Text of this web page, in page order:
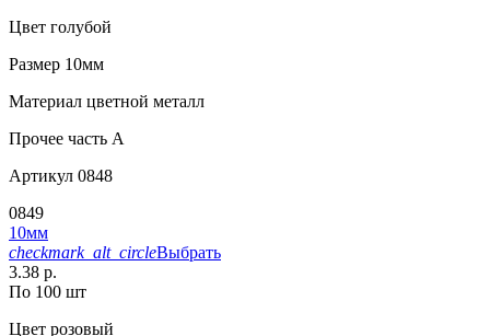
Цвет голубой
Размер 10мм
Материал цветной металл
Прочее часть A
Артикул 0848
0849
10мм
checkmark_alt_circleВыбрать
3.38 р.
По 100 шт
Цвет розовый